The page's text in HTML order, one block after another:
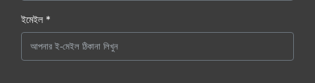
ইমেইল *